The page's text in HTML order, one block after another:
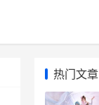
热门文章